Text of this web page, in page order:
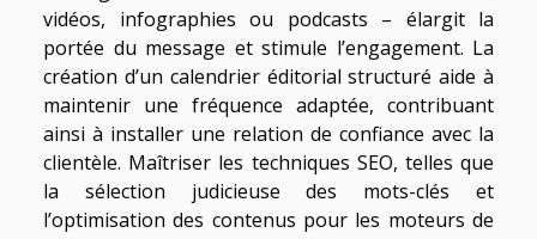
vidéos, infographies ou podcasts – élargit la
portée du message et stimule l’engagement. La
création d’un calendrier éditorial structuré aide à
maintenir une fréquence adaptée, contribuant
ainsi à installer une relation de confiance avec la
clientèle. Maîtriser les techniques SEO, telles que
la sélection judicieuse des mots-clés et
l’optimisation des contenus pour les moteurs de